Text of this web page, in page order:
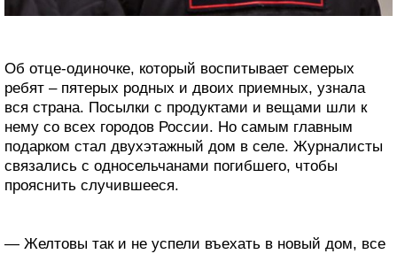
Об отце-одиночке, который воспитывает семерых
ребят – пятерых родных и двоих приемных, узнала
вся страна. Посылки с продуктами и вещами шли к
нему со всех городов России. Но самым главным
подарком стал двухэтажный дом в селе. Журналисты
связались с односельчанами погибшего, чтобы
прояснить случившееся.
— Желтовы так и не успели въехать в новый дом, все